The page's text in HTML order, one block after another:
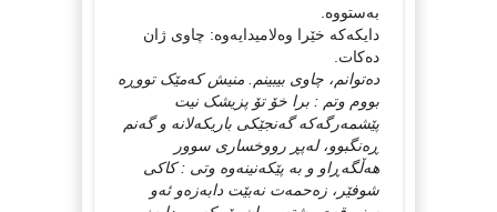
بەستووە.
دایکەکە خێرا وەلامیدایەوە: چاوی ژان
دەکات.
دەتوانم، چاوی بیبینم. منیش کەمێک تووڕە
بووم وتم : برا خۆ تۆ پزیشک نیت
پێشمەرگەکە گەنجێکی باریکەلانە و گەنم
ڕەنگبوو، لەپڕ رووخساری سوور
هەڵگەڕاو و بە پێکەنینەوە وتی : کاکی
شوفێر، زەحمەت نەبێت دابەزەو ئەو